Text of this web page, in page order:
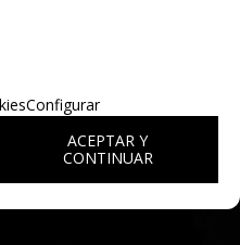
Configurar
ACEPTAR Y
CONTINUAR